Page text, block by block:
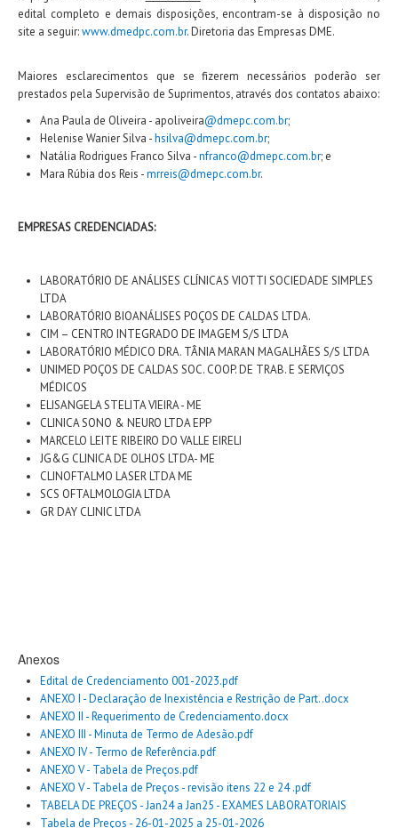
edital completo e demais disposições, encontram-se à disposição no
site a seguir:www.dmedpc.com.br. Diretoria das Empresas DME.
Maiores esclarecimentos que se fizerem necessários poderão ser
prestados pela Supervisão de Suprimentos, através dos contatos abaixo:
Ana Paula de Oliveira - apoliveira@dmepc.com.br;
Helenise Wanier Silva -hsilva@dmepc.com.br;
Natália Rodrigues Franco Silva -nfranco@dmepc.com.br; e
Mara Rúbia dos Reis -mrreis@dmepc.com.br.
EMPRESAS CREDENCIADAS:
LABORATÓRIO DE ANÁLISES CLÍNICAS VIOTTI SOCIEDADE SIMPLES
LTDA
LABORATÓRIO BIOANÁLISES POÇOS DE CALDAS LTDA.
CIM – CENTRO INTEGRADO DE IMAGEM S/S LTDA
LABORATÓRIO MÉDICO DRA. TÂNIA MARAN MAGALHÃES S/S LTDA
UNIMED POÇOS DE CALDAS SOC. COOP. DE TRAB. E SERVIÇOS
MÉDICOS
ELISANGELA STELITA VIEIRA - ME
CLINICA SONO & NEURO LTDA EPP
MARCELO LEITE RIBEIRO DO VALLE EIRELI
JG&G CLINICA DE OLHOS LTDA- ME
CLINOFTALMO LASER LTDA ME
SCS OFTALMOLOGIA LTDA
GR DAY CLINIC LTDA
Anexos
Edital de Credenciamento 001-2023.pdf
ANEXO I - Declaração de Inexistência e Restrição de Part..docx
ANEXO II - Requerimento de Credenciamento.docx
ANEXO III - Minuta de Termo de Adesão.pdf
ANEXO IV - Termo de Referência.pdf
ANEXO V - Tabela de Preços.pdf
ANEXO V - Tabela de Preços - revisão itens 22 e 24 .pdf
TABELA DE PREÇOS - Jan24 a Jan25 - EXAMES LABORATORIAIS
Tabela de Preços - 26-01-2025 a 25-01-2026